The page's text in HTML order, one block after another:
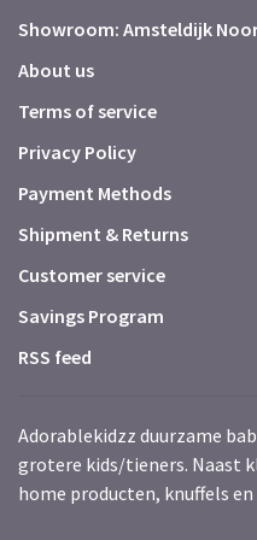
Showroom: Amsteldijk
About us
Terms of service
Privacy Policy
Payment Methods
Shipment & Returns
Customer service
Savings Program
RSS feed
Adorablekidzz duurzame
grotere kids/tieners. Naast
home producten, knuffels